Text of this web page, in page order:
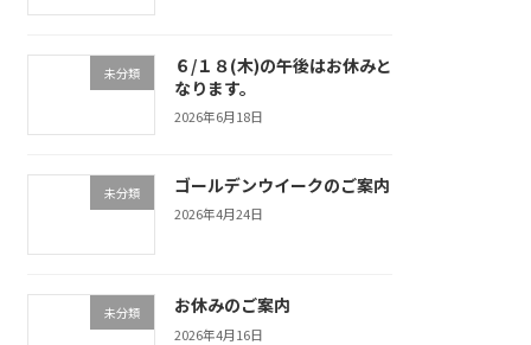
未分類
６/１８(木)の午後はお休みと
なります。
2026年6月18日
未分類 ゴールデンウイークのご案内
2026年4月24日
未分類 お休みのご案内
2026年4月16日